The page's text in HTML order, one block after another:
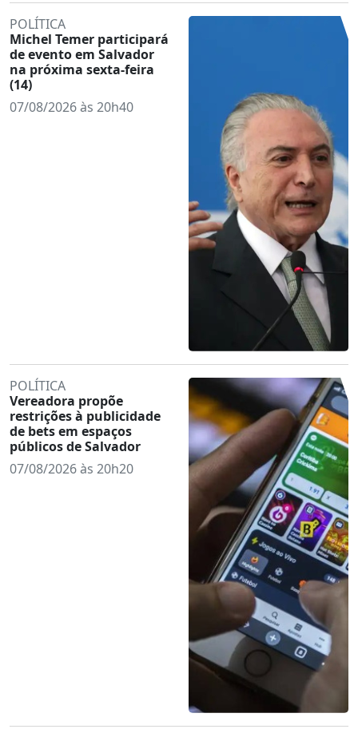
POLÍTICA
Michel Temer participará
de evento em Salvador
na próxima sexta-feira
(14)
07/08/2026 às 20h40
POLÍTICA
Vereadora propõe
restrições à publicidade
de bets em espaços
públicos de Salvador
07/08/2026 às 20h20